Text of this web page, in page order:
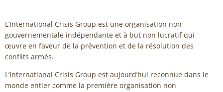
L’International Crisis Group est une organisation non
gouvernementale indépendante et à but non lucratif qui
œuvre en faveur de la prévention et de la résolution des
conflits armés.
L’International Crisis Group est aujourd’hui reconnue dans le
monde entier comme la première organisation non